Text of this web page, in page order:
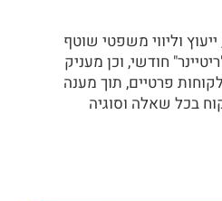
וליווי משפטי שוטף
חודשי, וכן מעניק
פרטיים, תוך מענה
בכל שאלה וסוגיה